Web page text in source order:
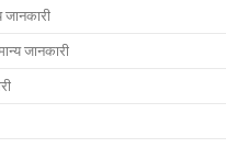
जानकारी
जानकारी